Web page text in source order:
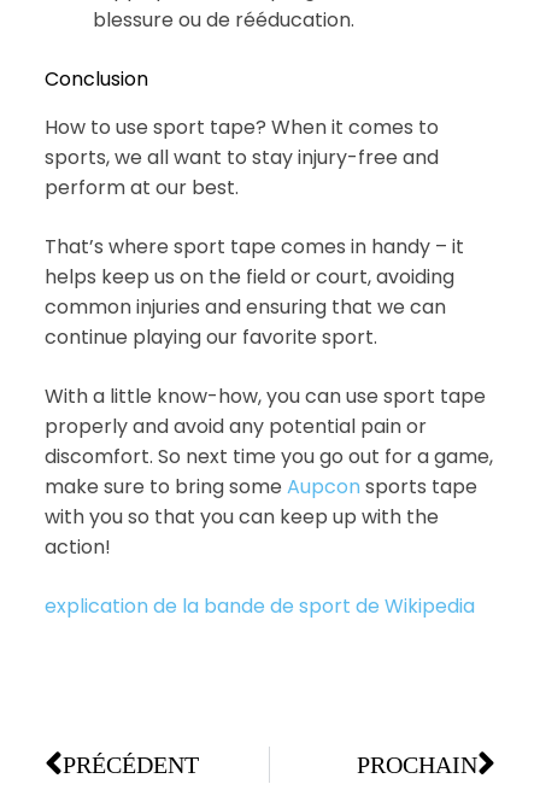
blessure ou de rééducation.
Conclusion
How to use sport tape? When it comes to
sports, we all want to stay injury-free and
perform at our best.
That’s where sport tape comes in handy – it
helps keep us on the field or court, avoiding
common injuries and ensuring that we can
continue playing our favorite sport.
With a little know-how, you can use sport tape
properly and avoid any potential pain or
discomfort. So next time you go out for a game,
make sure to bring some Aupcon sports tape
with you so that you can keep up with the
action!
explication de la bande de sport de Wikipedia
PRÉCÉDENT PROCHAIN